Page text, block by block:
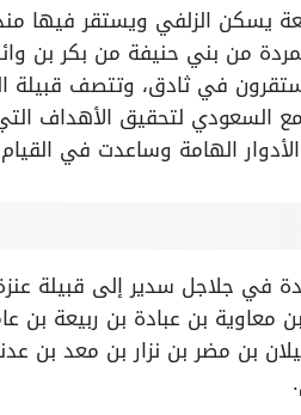
يسكن الزلفي ويستقر فيها
من بني حنيفة من بكر بن
في ثادق، وتتصف قبيلة
السعودي لتحقيق الأهداف
الهامة وساعدت في القيام
في جلاجل سدير إلى
معاوية بن عبادة بن ربيعة
بن مضر بن نزار بن معد بن